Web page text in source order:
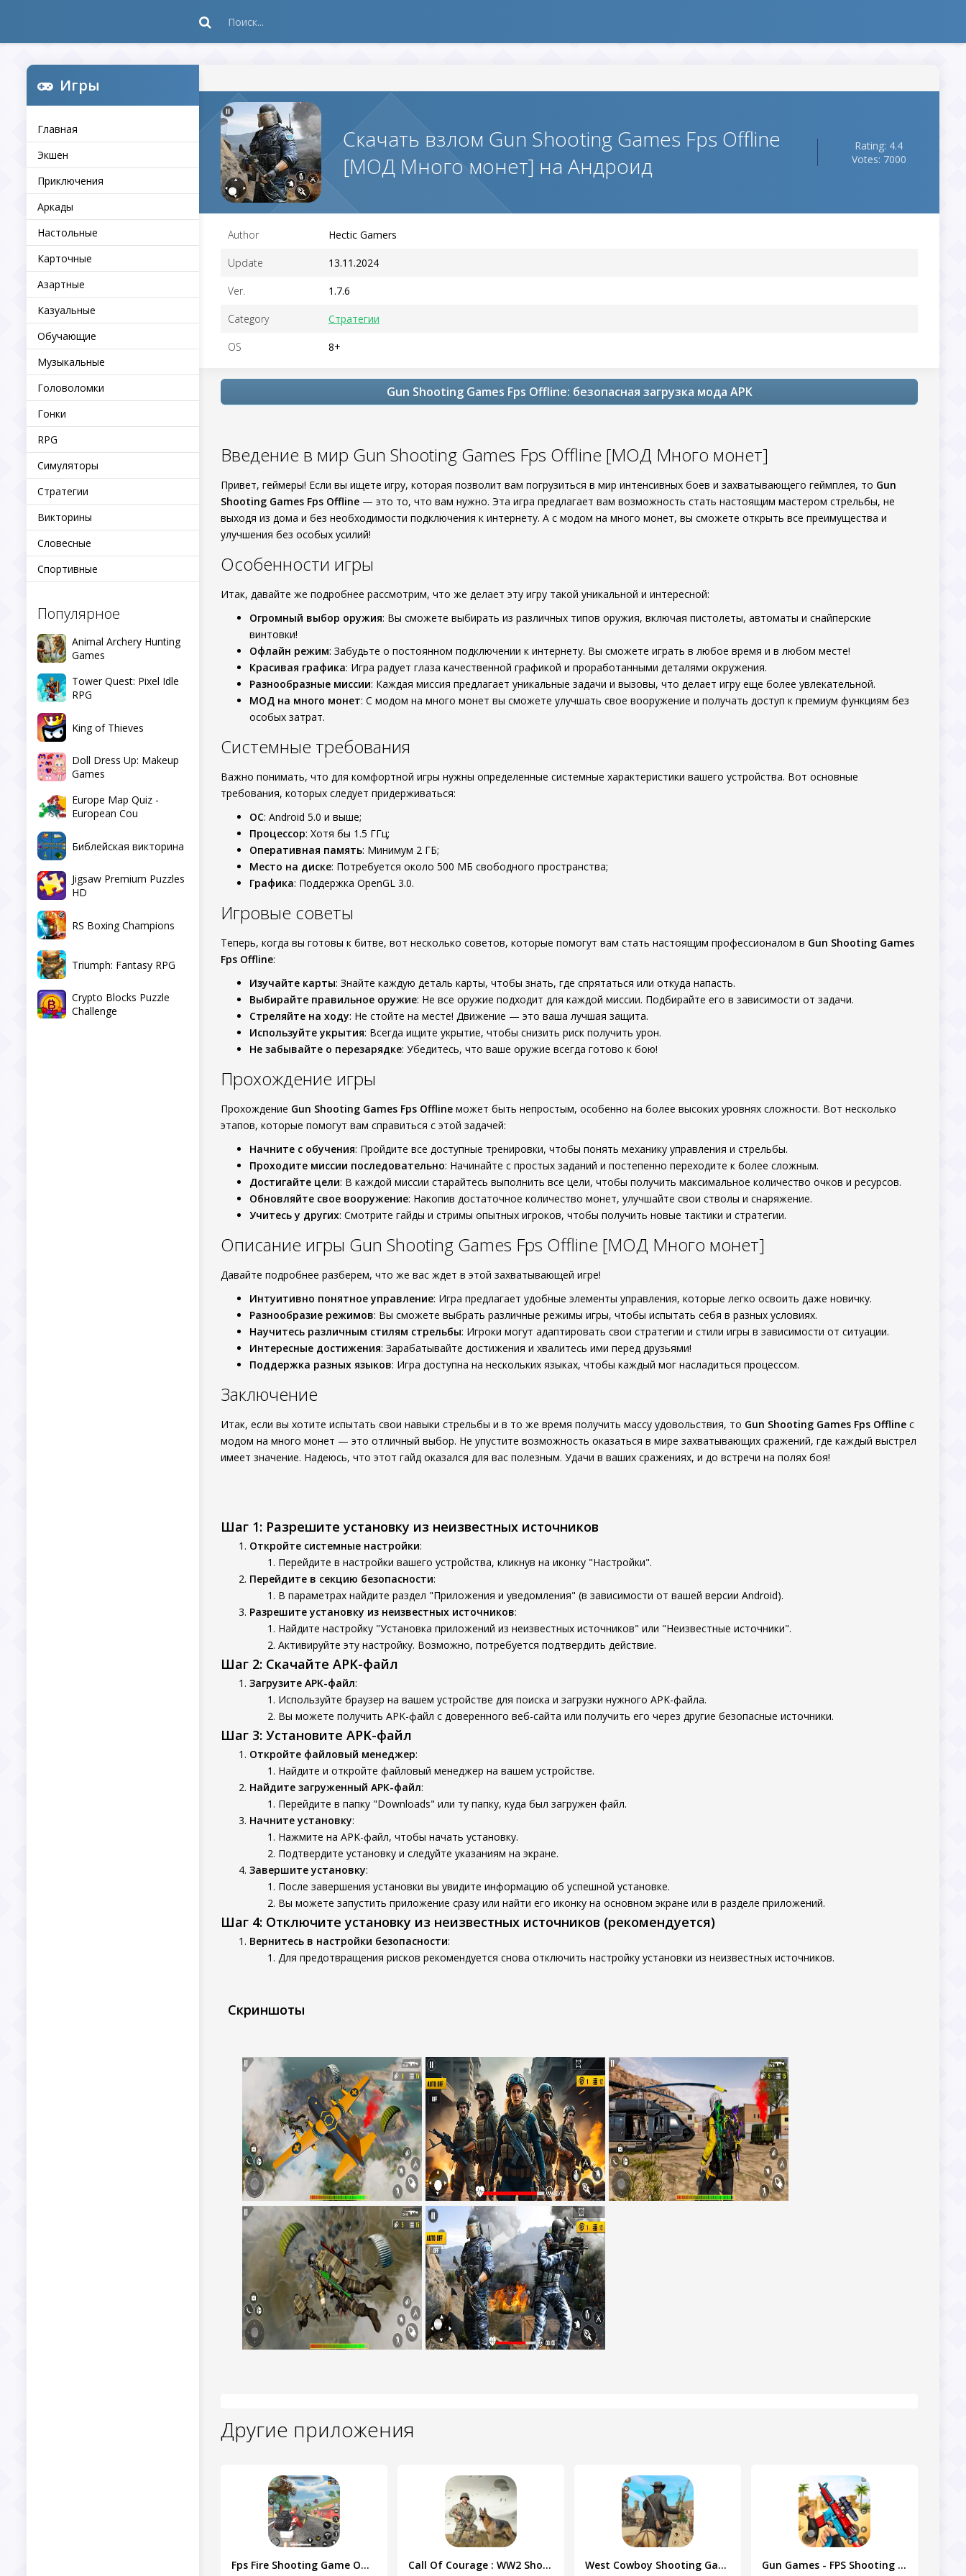
Игры
Главная
Экшен
Приключения
Аркады
Настольные
Карточные
Азартные
Казуальные
Обучающие
Музыкальные
Головоломки
Гонки
RPG
Симуляторы
Стратегии
Викторины
Словесные
Спортивные
Популярное
Animal Archery Hunting
Games
Tower Quest: Pixel Idle
RPG
King of Thieves
Doll Dress Up: Makeup
Games
Europe Map Quiz -
European Cou
Библейская викторина
Jigsaw Premium Puzzles
HD
RS Boxing Champions
Triumph: Fantasy RPG
Crypto Blocks Puzzle
Challenge
Скачать взлом Gun Shooting Games Fps Offline
[МОД Много монет] на Андроид
Rating: 4.4
Votes: 7000
Author Hectic Gamers
Update 13.11.2024
Ver. 1.7.6
Category Стратегии
OS 8+
Gun Shooting Games Fps Offline: безопасная загрузка мода APK
Введение в мир Gun Shooting Games Fps Offline [МОД Много монет]
Привет, геймеры! Если вы ищете игру, которая позволит вам погрузиться в мир интенсивных боев и захватывающего геймплея, то Gun
Shooting Games Fps Offline — это то, что вам нужно. Эта игра предлагает вам возможность стать настоящим мастером стрельбы, не
выходя из дома и без необходимости подключения к интернету. А с модом на много монет, вы сможете открыть все преимущества и
улучшения без особых усилий!
Особенности игры
Итак, давайте же подробнее рассмотрим, что же делает эту игру такой уникальной и интересной:
Огромный выбор оружия: Вы сможете выбирать из различных типов оружия, включая пистолеты, автоматы и снайперские
винтовки!
Офлайн режим: Забудьте о постоянном подключении к интернету. Вы сможете играть в любое время и в любом месте!
Красивая графика: Игра радует глаза качественной графикой и проработанными деталями окружения.
Разнообразные миссии: Каждая миссия предлагает уникальные задачи и вызовы, что делает игру еще более увлекательной.
МОД на много монет: С модом на много монет вы сможете улучшать свое вооружение и получать доступ к премиум функциям без
особых затрат.
Системные требования
Важно понимать, что для комфортной игры нужны определенные системные характеристики вашего устройства. Вот основные
требования, которых следует придерживаться:
ОС: Android 5.0 и выше;
Процессор: Хотя бы 1.5 ГГц;
Оперативная память: Минимум 2 ГБ;
Место на диске: Потребуется около 500 МБ свободного пространства;
Графика: Поддержка OpenGL 3.0.
Игровые советы
Теперь, когда вы готовы к битве, вот несколько советов, которые помогут вам стать настоящим профессионалом в Gun Shooting Games
Fps Offline:
Изучайте карты: Знайте каждую деталь карты, чтобы знать, где спрятаться или откуда напасть.
Выбирайте правильное оружие: Не все оружие подходит для каждой миссии. Подбирайте его в зависимости от задачи.
Стреляйте на ходу: Не стойте на месте! Движение — это ваша лучшая защита.
Используйте укрытия: Всегда ищите укрытие, чтобы снизить риск получить урон.
Не забывайте о перезарядке: Убедитесь, что ваше оружие всегда готово к бою!
Прохождение игры
Прохождение Gun Shooting Games Fps Offline может быть непростым, особенно на более высоких уровнях сложности. Вот несколько
этапов, которые помогут вам справиться с этой задачей:
Начните с обучения: Пройдите все доступные тренировки, чтобы понять механику управления и стрельбы.
Проходите миссии последовательно: Начинайте с простых заданий и постепенно переходите к более сложным.
Достигайте цели: В каждой миссии старайтесь выполнить все цели, чтобы получить максимальное количество очков и ресурсов.
Обновляйте свое вооружение: Накопив достаточное количество монет, улучшайте свои стволы и снаряжение.
Учитесь у других: Смотрите гайды и стримы опытных игроков, чтобы получить новые тактики и стратегии.
Описание игры Gun Shooting Games Fps Offline [МОД Много монет]
Давайте подробнее разберем, что же вас ждет в этой захватывающей игре!
Интуитивно понятное управление: Игра предлагает удобные элементы управления, которые легко освоить даже новичку.
Разнообразие режимов: Вы сможете выбрать различные режимы игры, чтобы испытать себя в разных условиях.
Научитесь различным стилям стрельбы: Игроки могут адаптировать свои стратегии и стили игры в зависимости от ситуации.
Интересные достижения: Зарабатывайте достижения и хвалитесь ими перед друзьями!
Поддержка разных языков: Игра доступна на нескольких языках, чтобы каждый мог насладиться процессом.
Заключение
Итак, если вы хотите испытать свои навыки стрельбы и в то же время получить массу удовольствия, то Gun Shooting Games Fps Offline с
модом на много монет — это отличный выбор. Не упустите возможность оказаться в мире захватывающих сражений, где каждый выстрел
имеет значение. Надеюсь, что этот гайд оказался для вас полезным. Удачи в ваших сражениях, и до встречи на полях боя!
Шаг 1: Разрешите установку из неизвестных источников
Откройте системные настройки:
Перейдите в настройки вашего устройства, кликнув на иконку "Настройки".
Перейдите в секцию безопасности:
В параметрах найдите раздел "Приложения и уведомления" (в зависимости от вашей версии Android).
Разрешите установку из неизвестных источников:
Найдите настройку "Установка приложений из неизвестных источников" или "Неизвестные источники".
Активируйте эту настройку. Возможно, потребуется подтвердить действие.
Шаг 2: Скачайте APK-файл
Загрузите APK-файл:
Используйте браузер на вашем устройстве для поиска и загрузки нужного APK-файла.
Вы можете получить APK-файл с доверенного веб-сайта или получить его через другие безопасные источники.
Шаг 3: Установите APK-файл
Откройте файловый менеджер:
Найдите и откройте файловый менеджер на вашем устройстве.
Найдите загруженный APK-файл:
Перейдите в папку "Downloads" или ту папку, куда был загружен файл.
Начните установку:
Нажмите на APK-файл, чтобы начать установку.
Подтвердите установку и следуйте указаниям на экране.
Завершите установку:
После завершения установки вы увидите информацию об успешной установке.
Вы можете запустить приложение сразу или найти его иконку на основном экране или в разделе приложений.
Шаг 4: Отключите установку из неизвестных источников (рекомендуется)
Вернитесь в настройки безопасности:
Для предотвращения рисков рекомендуется снова отключить настройку установки из неизвестных источников.
Скриншоты
Другие приложения
Fps Fire Shooting Game Offline Call Of Courage : WW2 Shooting West Cowboy Shooting Games 3D Gun Games - FPS Shooting Games